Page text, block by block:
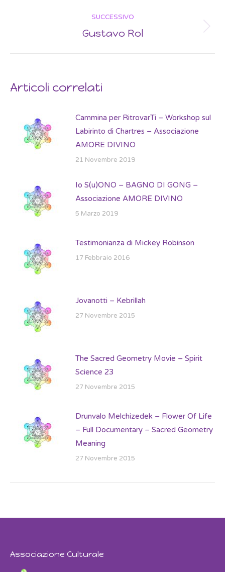
SUCCESSIVO
Next
Gustavo Rol
Articoli correlati
Cammina per RitrovarTi – Workshop sul
Labirinto di Chartres – Associazione
AMORE DIVINO
21 Novembre 2019
Io S(u)ONO – BAGNO DI GONG –
Associazione AMORE DIVINO
5 Marzo 2019
Testimonianza di Mickey Robinson
17 Febbraio 2016
Jovanotti – Kebrillah
27 Novembre 2015
The Sacred Geometry Movie – Spirit
Science 23
27 Novembre 2015
Drunvalo Melchizedek – Flower Of Life
– Full Documentary – Sacred Geometry
Meaning
27 Novembre 2015
Associazione Culturale